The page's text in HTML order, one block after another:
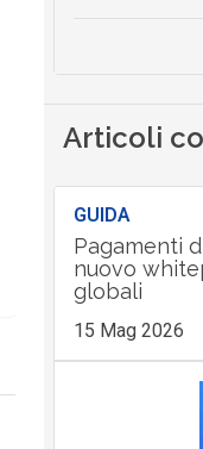
Articoli
GUIDA
Pagamenti
nuovo
globali
15 Mag 2026